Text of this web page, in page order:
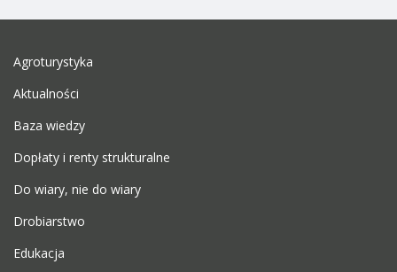
Agroturystyka
Aktualności
Baza wiedzy
Dopłaty i renty strukturalne
Do wiary, nie do wiary
Drobiarstwo
Edukacja